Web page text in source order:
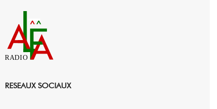
RADIO
RESEAUX SOCIAUX